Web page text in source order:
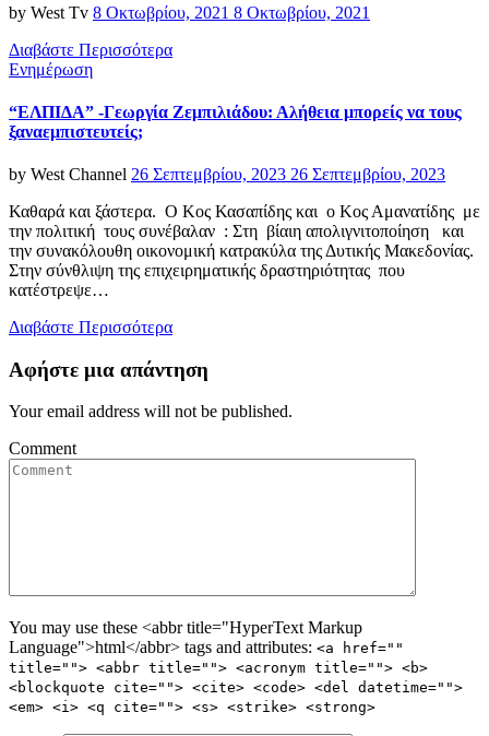
by West Tv Posted
8 Οκτωβρίου, 2021 8 Οκτωβρίου, 2021
Διαβάστε Περισσότερα
Categories
Ενημέρωση
“ΕΛΠΙΔΑ” -Γεωργία Ζεμπιλιάδου: Αλήθεια μπορείς να τους
ξαναεμπιστευτείς;
by West Channel Posted
26 Σεπτεμβρίου, 2023 26 Σεπτεμβρίου, 2023
Καθαρά και ξάστερα. Ο Κος Κασαπίδης και ο Κος Αμανατίδης με
την πολιτική τους συνέβαλαν : Στη βίαιη απολιγνιτοποίηση και
την συνακόλουθη οικονομική κατρακύλα της Δυτικής Μακεδονίας.
Στην σύνθλιψη της επιχειρηματικής δραστηριότητας που
κατέστρεψε…
Διαβάστε Περισσότερα
Αφήστε μια απάντηση
Your email address will not be published.
Comment
You may use these <abbr title="HyperText Markup
Language">html</abbr> tags and attributes: <a href=""
title=""> <abbr title=""> <acronym title=""> <b>
<blockquote cite=""> <cite> <code> <del datetime="">
<em> <i> <q cite=""> <s> <strike> <strong>